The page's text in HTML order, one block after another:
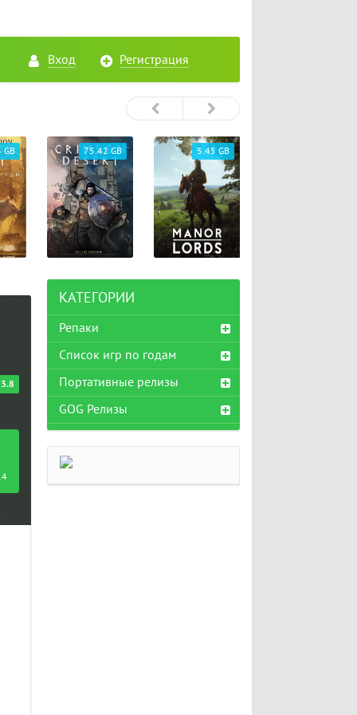
Вход Регистрация
GB 75.42 GB 5.45 GB
3.8
КАТЕГОРИИ
Репаки
Список игр по годам
Портативные релизы
GOG Релизы